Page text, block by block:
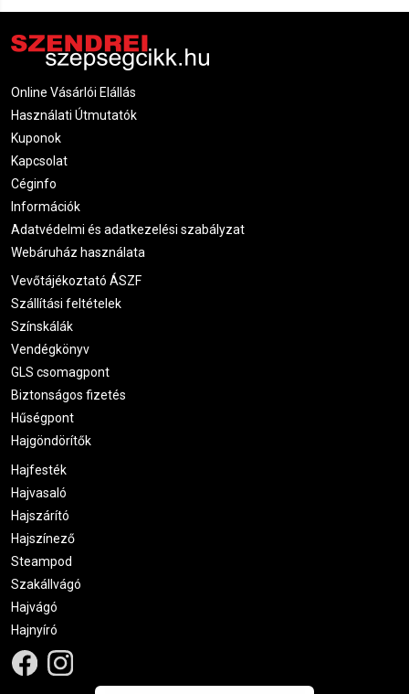
Online Vásárlói Elállás
Használati Útmutatók
Kuponok
Kapcsolat
Céginfo
Információk
Adatvédelmi és adatkezelési szabályzat
Webáruház használata
Vevőtájékoztató ÁSZF
Szállítási feltételek
Színskálák
Vendégkönyv
GLS csomagpont
Biztonságos fizetés
Hűségpont
Hajgöndörítők
Hajfesték
Hajvasaló
Hajszárító
Hajszínező
Steampod
Szakállvágó
Hajvágó
Hajnyíró